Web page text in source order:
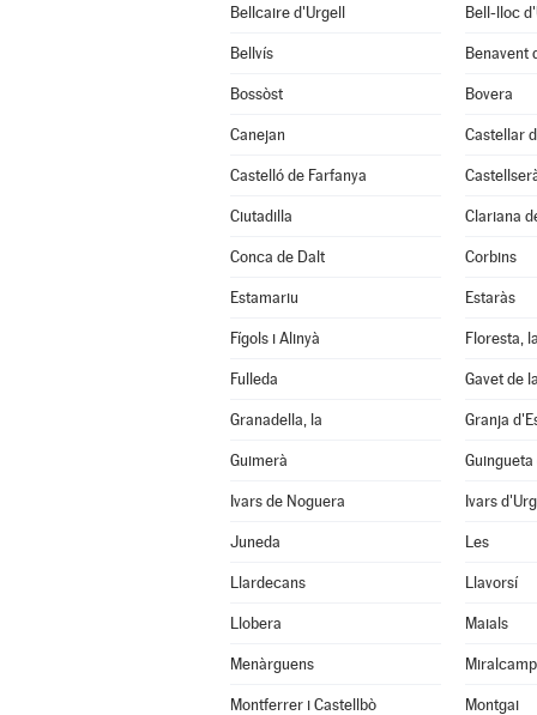
Bellcaire d'Urgell Bell-lloc
Bellvís Benavent
Bossòst Bovera
Canejan Castellar
Castelló de Farfanya
Ciutadilla Clariana
Conca de Dalt Corbins
Estamariu Estaràs
Fígols i Alinyà Floresta, la
Fulleda Gavet de
Granadella, la Granja
Guimerà Guingueta
Ivars de Noguera Ivars
Juneda Les
Llardecans Llavorsí
Llobera Maials
Menàrguens Miralcamp
Montferrer i Castellbò Montgai